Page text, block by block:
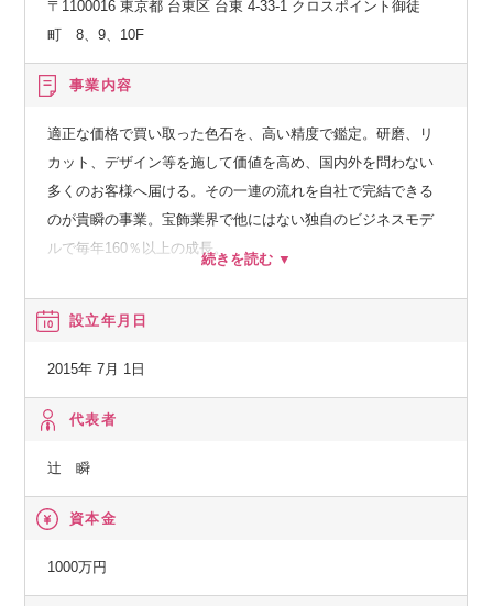
34歳で当社を創業し、誰にも負けない宝石オタクだと自負す
企画やアイデアが大好きで、既成概念を壊していくタイプで
はあるものの、石橋を叩いて渡る堅実さ・足元の1円を大事に
しています。
その他、メンバークラスとして、
す。
〒1100016 東京都 台東区 台東 4-33-1 クロスポイント御徒
町 8、9、10F
事業内容
適正な価格で買い取った色石を、高い精度で鑑定。研磨、リ
カット、デザイン等を施して価値を高め、国内外を問わない
多くのお客様へ届ける。その一連の流れを自社で完結できる
のが貴瞬の事業。宝飾業界で他にはない独自のビジネスモデ
ルで毎年160％以上の成長。
・ジュエリーの加工、リメイク、研磨、リカット
・上記商品の販売、輸出入
設立年月日
2015年 7月 1日
代表者
辻 瞬
資本金
1000万円